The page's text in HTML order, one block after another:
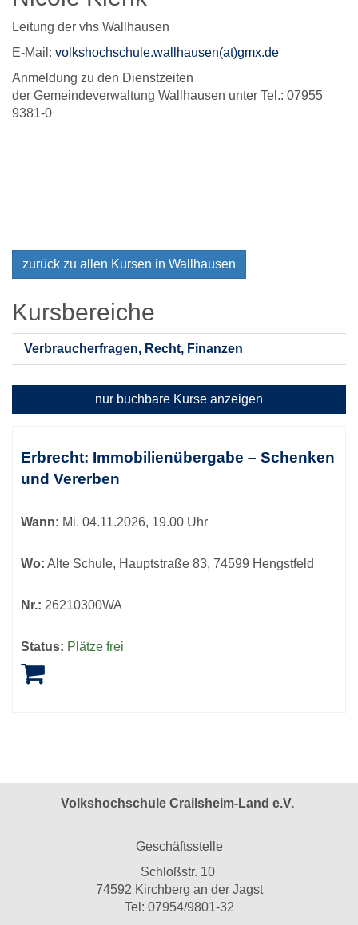
Leitung der vhs Wallhausen
E-Mail: volkshochschule.wallhausen(at)gmx.de
Anmeldung zu den Dienstzeiten
der Gemeindeverwaltung Wallhausen unter Tel.: 07955
9381-0
zurück zu allen Kursen in Wallhausen
Gesellschaft,
Politik
und
Umwelt
Kursbereiche
Verbraucherfragen, Recht, Finanzen
nur buchbare Kurse anzeigen
Tabellenüberschriften
sortiert
Erbrecht: Immobilienübergabe – Schenken
und Vererben
Wann: Mi. 04.11.2026, 19.00 Uhr
Wo: Alte Schule, Hauptstraße 83, 74599 Hengstfeld
Nr.: 26210300WA
Status: Plätze frei
Volkshochschule Crailsheim-Land e.V.
Geschäftsstelle
Schloßstr. 10
74592 Kirchberg an der Jagst
Tel: 07954/9801-32